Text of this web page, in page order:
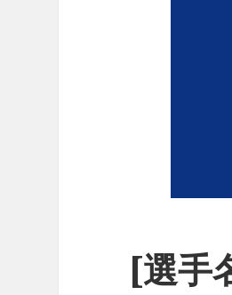
[選手